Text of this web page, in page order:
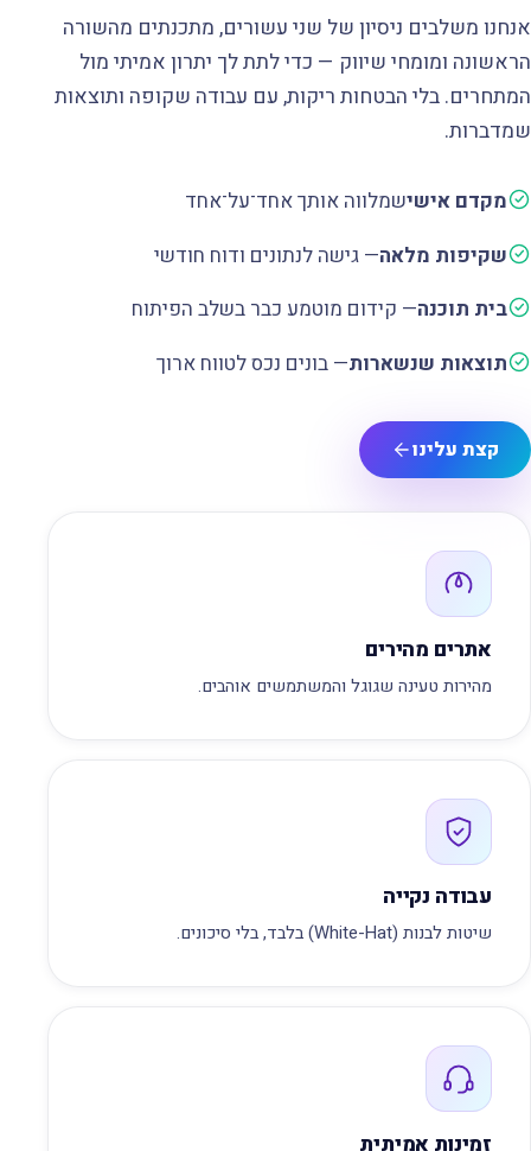
אנחנו משלבים ניסיון של שני עשורים, מתכנתים מהשורה
הראשונה ומומחי שיווק — כדי לתת לך יתרון אמיתי מול
המתחרים. בלי הבטחות ריקות, עם עבודה שקופה ותוצאות
שמדברות.
מקדם אישישמלווה אותך אחד־על־אחד
שקיפות מלאה— גישה לנתונים ודוח חודשי
בית תוכנה— קידום מוטמע כבר בשלב הפיתוח
תוצאות שנשארות— בונים נכס לטווח ארוך
קצת עלינו
אתרים מהירים
מהירות טעינה שגוגל והמשתמשים אוהבים.
עבודה נקייה
שיטות לבנות (White-Hat) בלבד, בלי סיכונים.
זמינות אמיתית